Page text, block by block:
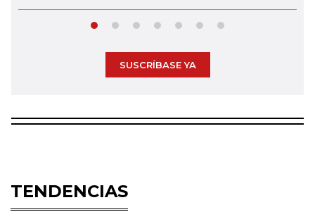
SUSCRÍBASE YA
TENDENCIAS